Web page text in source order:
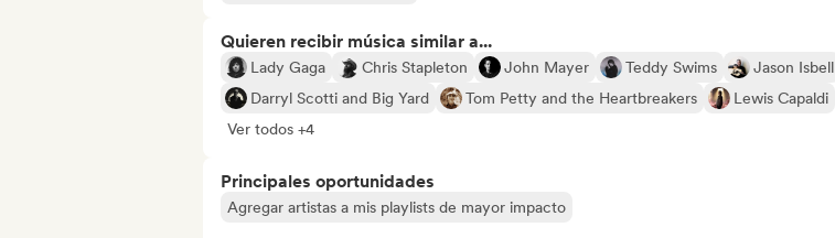
Quieren recibir música similar a...
Lady Gaga Chris Stapleton John Mayer Teddy Swims
Jason Isbell
Darryl Scotti and Big Yard
Tom Petty and the Heartbreakers
Lewis Capaldi
Ver todos +4
Principales oportunidades
Agregar artistas a mis playlists de mayor impacto